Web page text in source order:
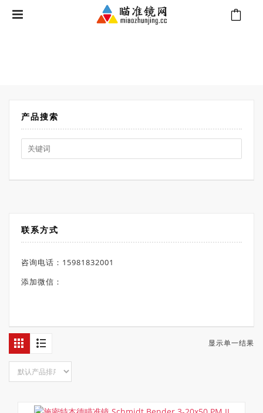
产品搜索
Search
for:
联系方式
咨询电话：15981832001
添加微信：
显示单一结果